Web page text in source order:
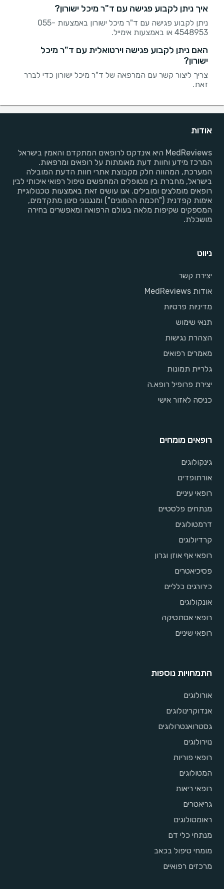
איך ניתן לקבוע פגישה עם ד"ר מיכל ישורון?
ניתן לקבוע פגישה עם ד"ר מיכל ישורון באמצעות 055-
4548953 או באמצעות אימייל.
האם ניתן לקבוע פגישה וירטואלית עם ד"ר מיכל
ישורון?
צריך ליצור קשר עם המרפאה של ד"ר מיכל ישורון כדי לברר
זאת.
אודות
MedReviews היא אינדקס לרופאים המתקדם והאמין בישראל
המרכז מידע וחוות דעת מאומתות על רופאים ומרפאות.
המערכת, המהווה חלק מקבוצת אתרי חוות הדעת המובילה
בישראל, מחברת בין מטופלים המחפשים טיפול רפואי איכותי לבין
רופאים מומלצים ומובילים. אנו עושים זאת באמצעות טכנולוגיית
אימות קפדנית ("חכמת ההמונים") ומנגנוני סינון מתקדמים,
המספקים שקיפות מלאה בעולם הרפואה ומאפשרים בחירה
מושכלת.
ניווט
יצירת קשר
אודות MedReviews
מדיניות פרטיות
תנאי שימוש
הצהרת נגישות
מאמרים רפואים
גלריית תמונות
יצירת פרופיל רופא.ה
כניסה לאזור אישי
רופאים מומחים
גינקולוגים
אורתופדים
רופאי עיניים
מנתחים פלסטיים
דרמטולוגים
קרדיולוגים
רופאי אף אוזן וגרון
פסיכיאטרים
כירורגים כלליים
אונקולוגים
רופאי אסתטיקה
רופאי שיניים
התמחויות נוספות
אורולוגים
אנדוקרינולוגים
גסטרואנטרולוגים
נוירולוגים
רופאי פוריות
המטולוגים
רופאי ריאות
גריאטרים
ראומטולוגים
מנתחי כלי דם
מומחי טיפול בכאב
מרכזים רפואיים